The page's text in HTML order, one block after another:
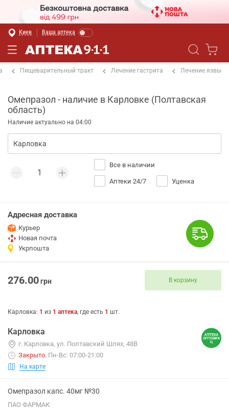
Киев Ваша аптека
Пищеварительный тракт Лечение гастрита Лечение язвы
Омепразол - наличие в Карловке (Полтавская
область)
Наличие актуально на 04:00
Все в наличии
Аптеки 24/7 Уценка
Адресная доставка
Курьер
Новая почта
Укрпошта
276.00грн В корзину
Карловка: 1 из 1 аптека, где есть 1 шт.
Карловка
г. Карловка, ул. Полтавский Шлях, 48В
Закрыто. Пн-Вс: 07:00-21:00
На карте
Омепразол капс. 40мг №30
ПАО ФАРМАК